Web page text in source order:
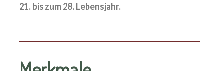
21. bis zum 28. Lebensjahr.